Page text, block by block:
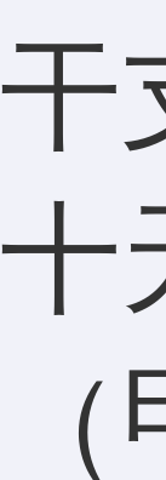
干
十